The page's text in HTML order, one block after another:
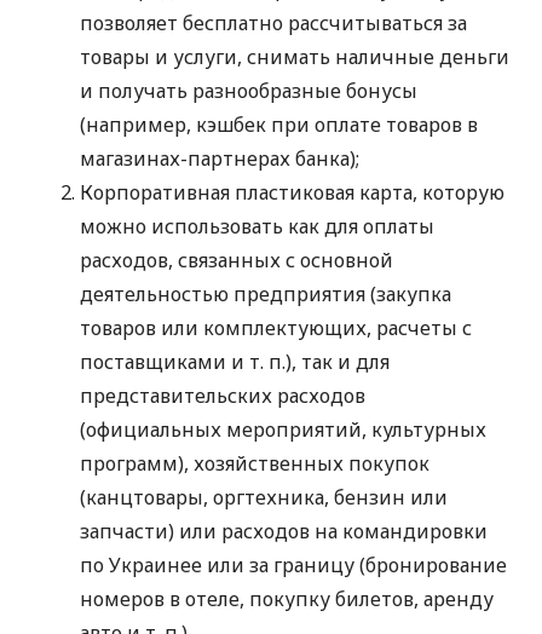
позволяет бесплатно рассчитываться за
товары и услуги, снимать наличные деньги
и получать разнообразные бонусы
(например, кэшбек при оплате товаров в
магазинах-партнерах банка);
Корпоративная пластиковая карта, которую
можно использовать как для оплаты
расходов, связанных с основной
деятельностью предприятия (закупка
товаров или комплектующих, расчеты с
поставщиками и т. п.), так и для
представительских расходов
(официальных мероприятий, культурных
программ), хозяйственных покупок
(канцтовары, оргтехника, бензин или
запчасти) или расходов на командировки
по Украинее или за границу (бронирование
номеров в отеле, покупку билетов, аренду